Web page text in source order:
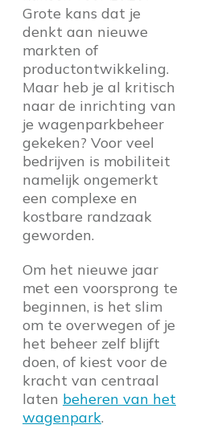
Grote kans dat je
denkt aan nieuwe
markten of
productontwikkeling.
Maar heb je al kritisch
naar de inrichting van
je wagenparkbeheer
gekeken? Voor veel
bedrijven is mobiliteit
namelijk ongemerkt
een complexe en
kostbare randzaak
geworden.
Om het nieuwe jaar
met een voorsprong te
beginnen, is het slim
om te overwegen of je
het beheer zelf blijft
doen, of kiest voor de
kracht van centraal
laten beheren van het
wagenpark.